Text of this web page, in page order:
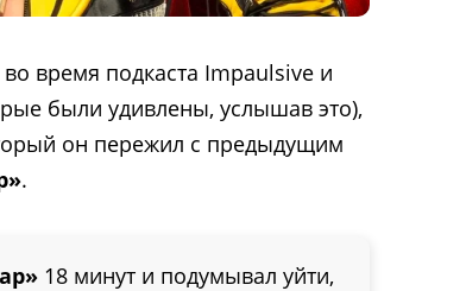
время подкаста Impaulsive и
были удивлены, услышав это),
он пережил с предыдущим
.
18 минут и подумывал уйти,